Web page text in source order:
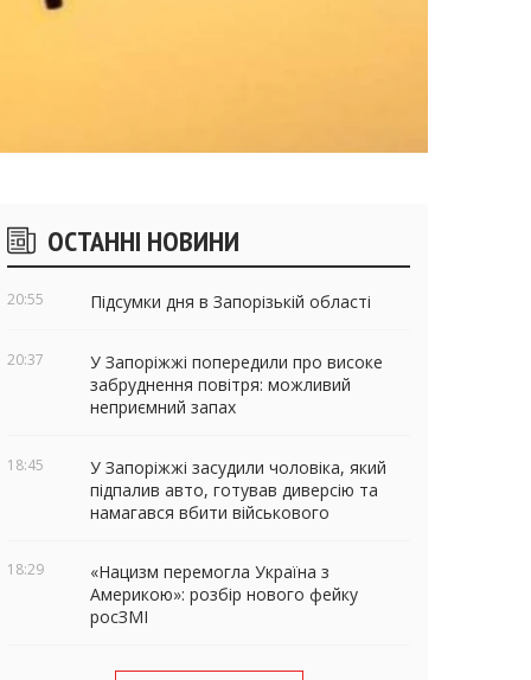
Бічні
віджети
ОСТАННІ НОВИНИ
20:55 Підсумки дня в Запорізькій області
20:37
У Запоріжжі попередили про високе
забруднення повітря: можливий
неприємний запах
18:45
У Запоріжжі засудили чоловіка, який
підпалив авто, готував диверсію та
намагався вбити військового
18:29
«Нацизм перемогла Україна з
Америкою»: розбір нового фейку
росЗМІ